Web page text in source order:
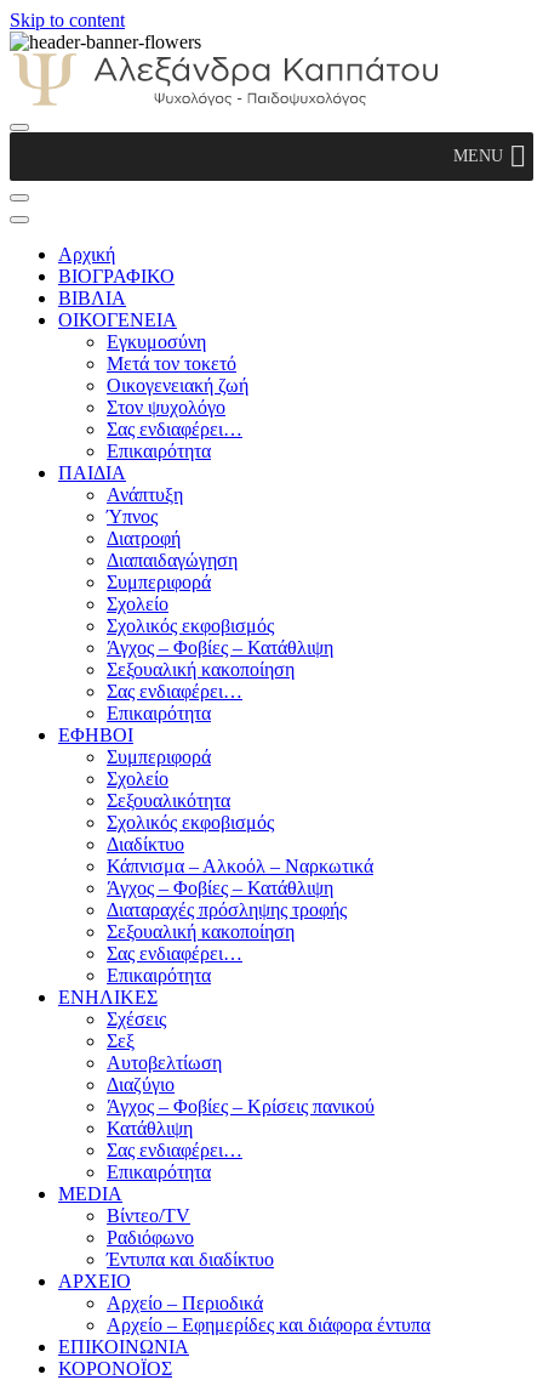
Skip to content
Παιδοψυχολόγος
MENU
Αρχική
ΒΙΟΓΡΑΦΙΚΟ
ΒΙΒΛΙΑ
ΟΙΚΟΓΕΝΕΙΑ
Εγκυμοσύνη
Μετά τον τοκετό
Οικογενειακή ζωή
Στον ψυχολόγο
Σας ενδιαφέρει…
Επικαιρότητα
ΠΑΙΔΙΑ
Ανάπτυξη
Ύπνος
Διατροφή
Διαπαιδαγώγηση
Συμπεριφορά
Σχολείο
Σχολικός εκφοβισμός
Άγχος – Φοβίες – Κατάθλιψη
Σεξουαλική κακοποίηση
Σας ενδιαφέρει…
Επικαιρότητα
ΕΦΗΒΟΙ
Συμπεριφορά
Σχολείο
Σεξουαλικότητα
Σχολικός εκφοβισμός
Διαδίκτυο
Κάπνισμα – Αλκοόλ – Ναρκωτικά
Άγχος – Φοβίες – Κατάθλιψη
Διαταραχές πρόσληψης τροφής
Σεξουαλική κακοποίηση
Σας ενδιαφέρει…
Επικαιρότητα
ΕΝΗΛΙΚΕΣ
Σχέσεις
Σεξ
Αυτοβελτίωση
Διαζύγιο
Άγχος – Φοβίες – Κρίσεις πανικού
Κατάθλιψη
Σας ενδιαφέρει…
Επικαιρότητα
MEDIA
Βίντεο/TV
Ραδιόφωνο
Έντυπα και διαδίκτυο
ΑΡΧΕΙΟ
Αρχείο – Περιοδικά
Αρχείο – Εφημερίδες και διάφορα έντυπα
ΕΠΙΚΟΙΝΩΝΙΑ
ΚΟΡΟΝΟΪΟΣ